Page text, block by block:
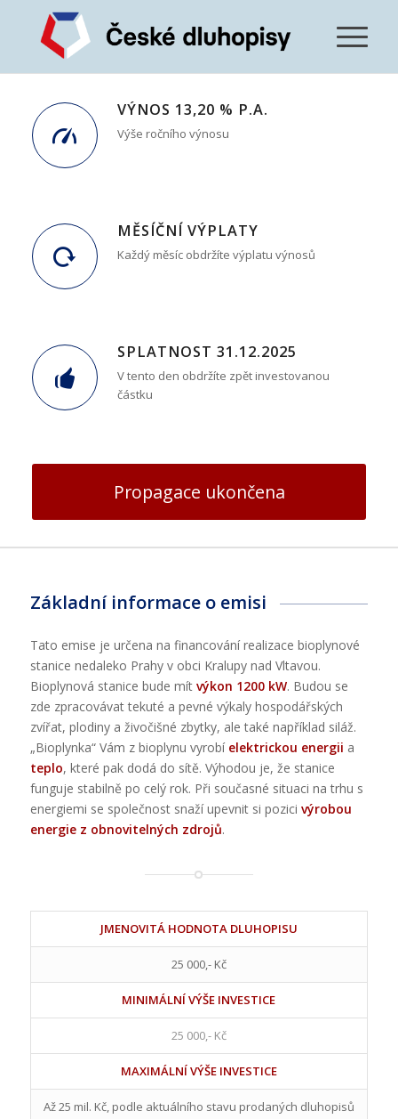
VÝNOS 13,20 % P.A.
Výše ročního výnosu
MĚSÍČNÍ VÝPLATY
Každý měsíc obdržíte výplatu výnosů
SPLATNOST 31.12.2025
V tento den obdržíte zpět investovanou
částku
Propagace ukončena
Základní informace o emisi
Tato emise je určena na financování realizace bioplynové
stanice nedaleko Prahy v obci Kralupy nad Vltavou.
Bioplynová stanice bude mít výkon 1200 kW. Budou se
zde zpracovávat tekuté a pevné výkaly hospodářských
zvířat, plodiny a živočišné zbytky, ale také například siláž.
„Bioplynka“ Vám z bioplynu vyrobí elektrickou energii a
teplo, které pak dodá do sítě. Výhodou je, že stanice
funguje stabilně po celý rok. Při současné situaci na trhu s
energiemi se společnost snaží upevnit si pozici výrobou
energie z obnovitelných zdrojů.
JMENOVITÁ HODNOTA DLUHOPISU
25 000,- Kč
MINIMÁLNÍ VÝŠE INVESTICE
25 000,- Kč
MAXIMÁLNÍ VÝŠE INVESTICE
Až 25 mil. Kč, podle aktuálního stavu prodaných dluhopisů